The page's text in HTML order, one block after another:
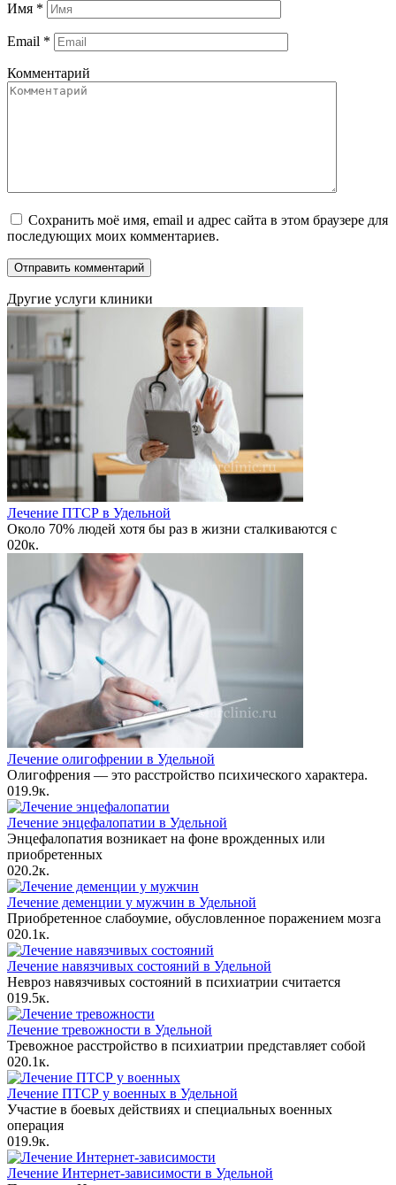
Имя *
Email *
Комментарий
Сохранить моё имя, email и адрес сайта в этом браузере для
последующих моих комментариев.
Другие услуги клиники
Лечение ПТСР в Удельной
Около 70% людей хотя бы раз в жизни сталкиваются с
020к.
Лечение олигофрении в Удельной
Олигофрения — это расстройство психического характера.
019.9к.
Лечение энцефалопатии в Удельной
Энцефалопатия возникает на фоне врожденных или
приобретенных
020.2к.
Лечение деменции у мужчин в Удельной
Приобретенное слабоумие, обусловленное поражением мозга
020.1к.
Лечение навязчивых состояний в Удельной
Невроз навязчивых состояний в психиатрии считается
019.5к.
Лечение тревожности в Удельной
Тревожное расстройство в психиатрии представляет собой
020.1к.
Лечение ПТСР у военных в Удельной
Участие в боевых действиях и специальных военных
операция
019.9к.
Лечение Интернет-зависимости в Удельной